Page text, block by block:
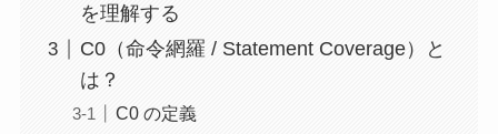
を理解する
C0（命令網羅 / Statement Coverage）と
は？
C0 の定義